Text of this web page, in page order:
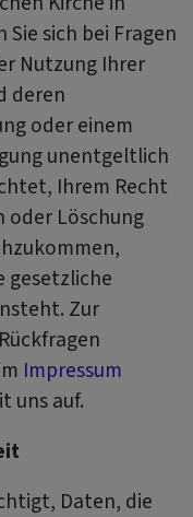
Sie sich bei Fragen
Nutzung Ihrer
deren
oder einem
unentgeltlich
Ihrem Recht
oder Löschung
gesetzliche
Zur
Impressum
uns auf.
Daten, die